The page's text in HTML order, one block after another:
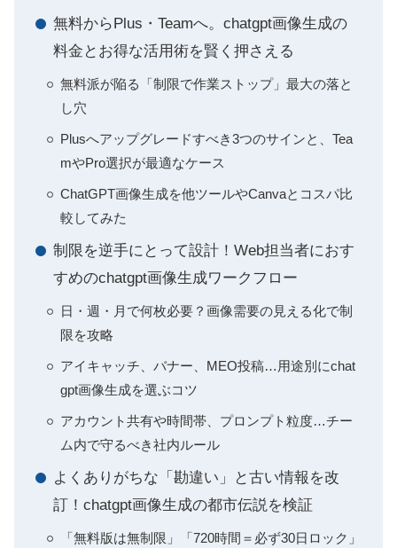
無料からPlus・Teamへ。chatgpt画像生成の
料金とお得な活用術を賢く押さえる
無料派が陥る「制限で作業ストップ」最大の落と
し穴
Plusへアップグレードすべき3つのサインと、Tea
mやPro選択が最適なケース
ChatGPT画像生成を他ツールやCanvaとコスパ比
較してみた
制限を逆手にとって設計！Web担当者におす
すめのchatgpt画像生成ワークフロー
日・週・月で何枚必要？画像需要の見える化で制
限を攻略
アイキャッチ、バナー、MEO投稿…用途別にchat
gpt画像生成を選ぶコツ
アカウント共有や時間帯、プロンプト粒度…チー
ム内で守るべき社内ルール
よくありがちな「勘違い」と古い情報を改
訂！chatgpt画像生成の都市伝説を検証
「無料版は無制限」「720時間＝必ず30日ロック」